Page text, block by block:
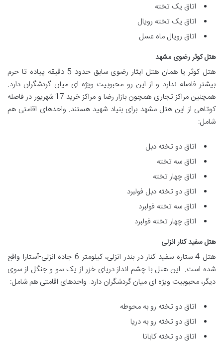
اتاق یک تخته
اتاق یک تخته رویال
اتاق رویال ماه عسل
هتل کوثر رضوی مشهد
هتل کوثر یا همان هتل ایثار رضوی سابق حدود 5 دقیقه پیاده تا حرم
بیشتر فاصله ندارد و از این رو محبوبیت ویژه ای میان گردشگران دارد.
همچنین مراکز تجاری همچون بازار رضا و مراکز خرید 17 شهریور در فاصله
کوتاهی از این هتل مشهد برای بنیاد شهید هستند. واحدهای اقامتی هم
شامل:
اتاق دو تخته دبل
اتاق سه تخته
اتاق چهار تخته
اتاق دو تخته دبل فولبرد
اتاق سه تخته فولبرد
اتاق چهار تخته فولبرد
هتل سفید کنار انزلی
هتل 4 ستاره سفید کنار در بندر انزلی، کیلومتر 6 جاده انزلی-آستارا واقع
شده است. این هتل با چشم انداز دریای خزر از یک سو و جنگل از سوی
دیگر، محبوبیت ویژه ای میان گردشگران دارد. واحدهای اقامتی هم شامل:
اتاق دو تخته رو به محوطه
اتاق دو تخته رو به دریا
اتاق دو تخته کابانا